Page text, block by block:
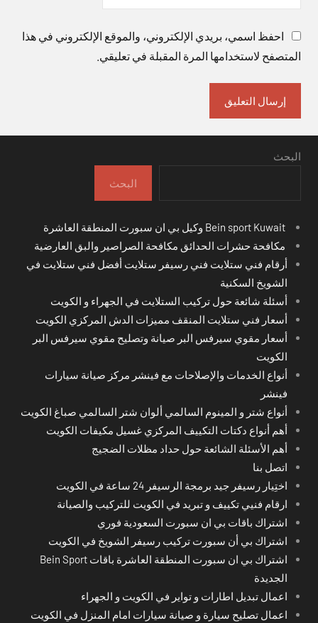
احفظ اسمي، بريدي الإلكتروني، والموقع الإلكتروني في هذا
المتصفح لاستخدامها المرة المقبلة في تعليقي.
البحث
البحث
مكافحة حشرات الحدائق مكافحة الصراصير والبق العارضية
أرقام فني ستلايت فني رسيفر ستلايت أفضل فني ستلايت في
الشويخ السكنية
أسئلة شائعة حول تركيب الستلايت في الجهراء و الكويت
أسعار فني ستلايت المنقف مميزات الدش المركزي الكويت
أسعار مقوي سيرفس البر صيانة وتصليح مقوي سيرفس البر
الكويت
أنواع الخدمات والإصلاحات مع فينشر مركز صيانة سيارات
فينشر
أنواع شتر و المينوم السالمي ألوان شتر السالمي صباغ الكويت
أهم أنواع دكتات التكييف المركزي غسيل مكيفات الكويت
أهم الأسئلة الشائعة حول حداد مظلات الضجيج
اتصل بنا
اختِيار رسيفر جيد برمجة الرسيفر 24 ساعة في الكويت
ارقام فنيي تكييف و تبريد في الكويت للتركيب والصيانة
اشتراك باقات بي ان سبورت السعودية فوري
اشتراك بي أن سبورت تركيب رسيفر الشويخ في الكويت
اشتراك بي ان سبورت المنطقة العاشرة باقات Bein Sport
الجديدة
اعمال تبديل اطارات و تواير في الكويت و الجهراء
اعمال تصليح سيارة و صيانة سيارات امام المنزل في الكويت